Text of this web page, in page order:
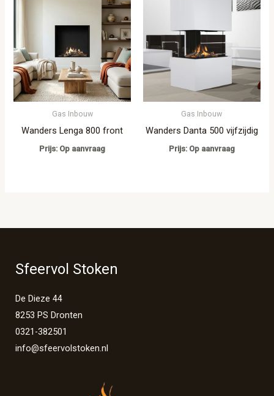
Gas Inbouw
Wanders Lenga 800 front
Prijs: Op aanvraag
Gas Inbouw
Wanders Danta 500 vijfzijdig
Prijs: Op aanvraag
Sfeervol Stoken
De Dieze 44
8253 PS Dronten
0321-382501
info@sfeervolstoken.nl